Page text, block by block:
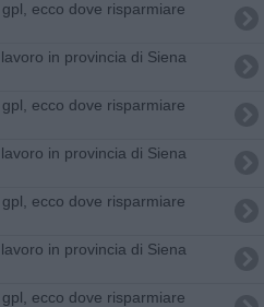
ecco dove risparmiare
in provincia di Siena
ecco dove risparmiare
in provincia di Siena
ecco dove risparmiare
in provincia di Siena
ecco dove risparmiare